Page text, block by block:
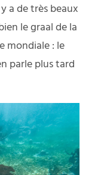
a de très beaux
le graal de la
mondiale : le
parle plus tard